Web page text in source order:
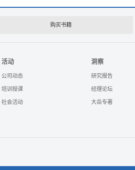
购买书籍
活动
公司动态
培训授课
社会活动
洞察
研究报告
经理论坛
大岳专著